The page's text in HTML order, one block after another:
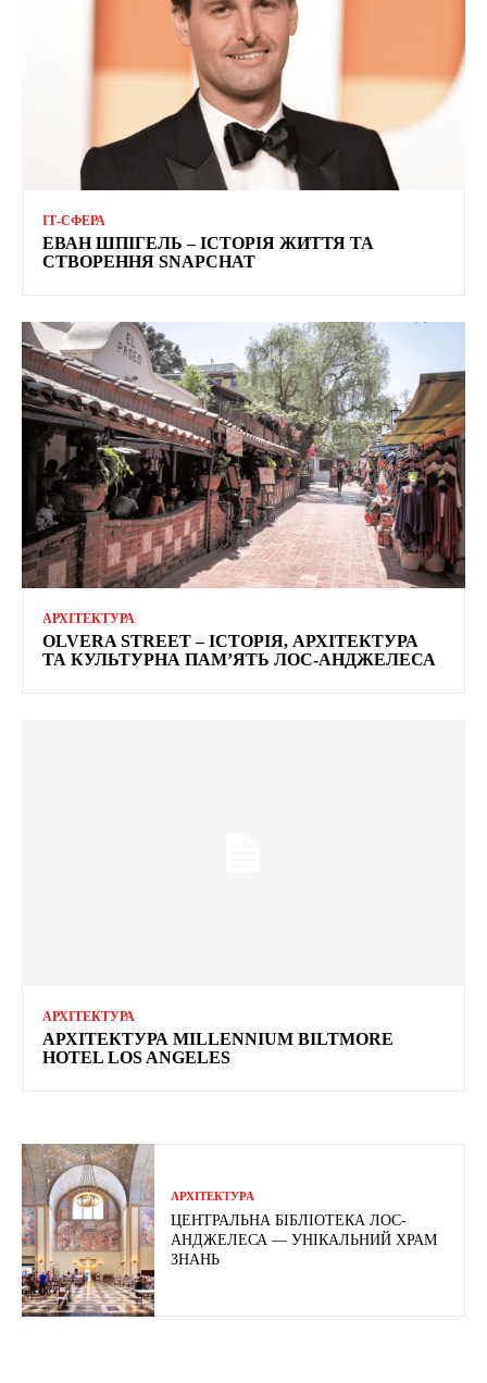
ІТ-СФЕРА
ЕВАН ШПІГЕЛЬ – ІСТОРІЯ ЖИТТЯ ТА
СТВОРЕННЯ SNAPCHAT
АРХІТЕКТУРА
OLVERA STREET – ІСТОРІЯ, АРХІТЕКТУРА
ТА КУЛЬТУРНА ПАМ’ЯТЬ ЛОС-АНДЖЕЛЕСА
АРХІТЕКТУРА
АРХІТЕКТУРА MILLENNIUM BILTMORE
HOTEL LOS ANGELES
АРХІТЕКТУРА
ЦЕНТРАЛЬНА БІБЛІОТЕКА ЛОС-
АНДЖЕЛЕСА — УНІКАЛЬНИЙ ХРАМ
ЗНАНЬ